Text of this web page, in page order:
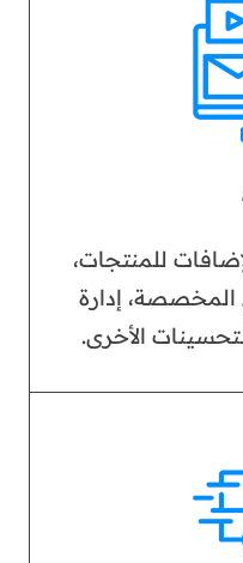
للمنتجات،
المخصصة، إدارة
الأخرى.